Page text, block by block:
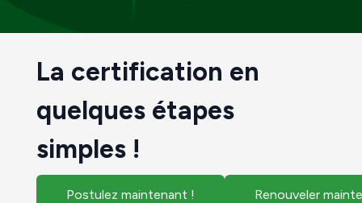
La certification en
quelques étapes
simples !
Postulez maintenant ! Renouveler